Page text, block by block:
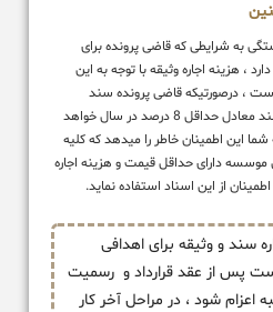
به شرایطی که قاضی پرونده برای
، هزینه اجاره وثیقه با توجه به این
متغییر است ، درصورتیکه قاضی پرونده سند
شهرستان را بپذیرد ، مبلغ اجاره سند معادل حداقل 8 درصد در سال خواهد
شما این اطمینان خاطر را میدهد که کلیه
موسسه دارای حداقل قیمت و هزینه اجاره
از این اسناد استفاده نماید.
سند و وثیقه برای اهدافی
پس از عقد قرارداد و رسمیت
اعزام شود ، در مراحل آخر کار